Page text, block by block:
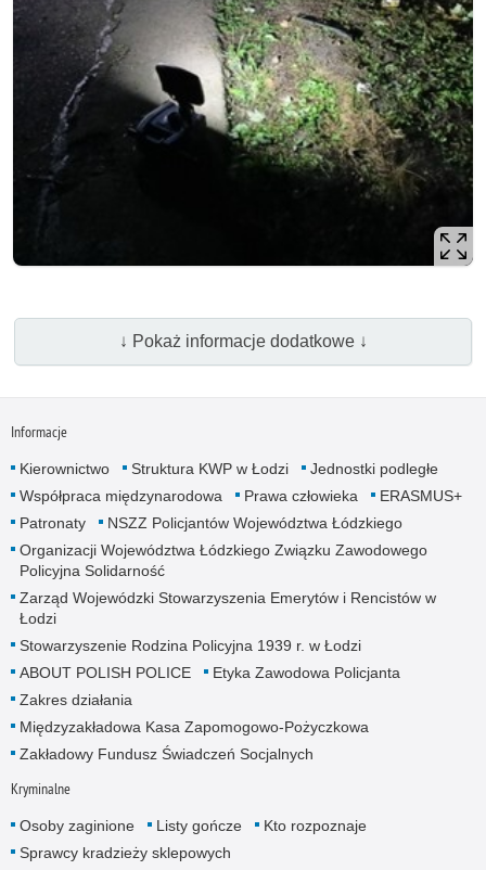
↓ Pokaż informacje dodatkowe ↓
Informacje
Kierownictwo Struktura KWP w Łodzi
Jednostki podległe
Współpraca międzynarodowa
Prawa człowieka
ERASMUS+
Patronaty
NSZZ Policjantów Województwa Łódzkiego
Organizacji Województwa Łódzkiego Związku Zawodowego
Policyjna Solidarność
Zarząd Wojewódzki Stowarzyszenia Emerytów i Rencistów w
Łodzi
Stowarzyszenie Rodzina Policyjna 1939 r. w Łodzi
ABOUT POLISH POLICE
Etyka Zawodowa Policjanta
Zakres działania
Międzyzakładowa Kasa Zapomogowo-Pożyczkowa
Zakładowy Fundusz Świadczeń Socjalnych
Kryminalne
Osoby zaginione Listy gończe
Kto rozpoznaje
Sprawcy kradzieży sklepowych